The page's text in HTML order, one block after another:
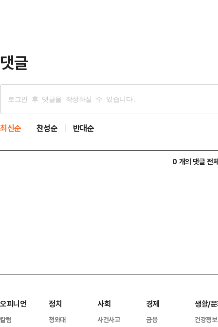
댓글
최신순 찬성순 반대순
0 개의 댓글 전
오피니언
칼럼
정치
청와대
사회
사건사고
경제
금융
생활/
건강정보